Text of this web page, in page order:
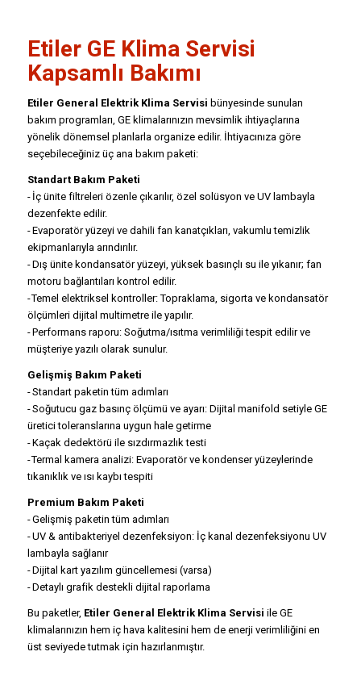
Etiler GE Klima Servisi
Kapsamlı Bakımı
Etiler General Elektrik Klima Servisi bünyesinde sunulan
bakım programları, GE klimalarınızın mevsimlik ihtiyaçlarına
yönelik dönemsel planlarla organize edilir. İhtiyacınıza göre
seçebileceğiniz üç ana bakım paketi:
Standart Bakım Paketi
- İç ünite filtreleri özenle çıkarılır, özel solüsyon ve UV lambayla
dezenfekte edilir.
- Evaporatör yüzeyi ve dahili fan kanatçıkları, vakumlu temizlik
ekipmanlarıyla arındırılır.
- Dış ünite kondansatör yüzeyi, yüksek basınçlı su ile yıkanır; fan
motoru bağlantıları kontrol edilir.
- Temel elektriksel kontroller: Topraklama, sigorta ve kondansatör
ölçümleri dijital multimetre ile yapılır.
- Performans raporu: Soğutma/ısıtma verimliliği tespit edilir ve
müşteriye yazılı olarak sunulur.
Gelişmiş Bakım Paketi
- Standart paketin tüm adımları
- Soğutucu gaz basınç ölçümü ve ayarı: Dijital manifold setiyle GE
üretici toleranslarına uygun hale getirme
- Kaçak dedektörü ile sızdırmazlık testi
- Termal kamera analizi: Evaporatör ve kondenser yüzeylerinde
tıkanıklık ve ısı kaybı tespiti
Premium Bakım Paketi
- Gelişmiş paketin tüm adımları
- UV & antibakteriyel dezenfeksiyon: İç kanal dezenfeksiyonu UV
lambayla sağlanır
- Dijital kart yazılım güncellemesi (varsa)
- Detaylı grafik destekli dijital raporlama
Bu paketler, Etiler General Elektrik Klima Servisi ile GE
klimalarınızın hem iç hava kalitesini hem de enerji verimliliğini en
üst seviyede tutmak için hazırlanmıştır.